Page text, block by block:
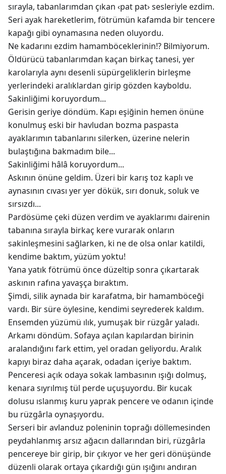
sırayla, tabanlarımdan çıkan ‹pat pat› sesleriyle ezdim.
Seri ayak hareketlerim, fötrümün kafamda bir tencere
kapağı gibi oynamasına neden oluyordu.
Ne kadarını ezdim hamamböceklerinin!? Bilmiyorum.
Öldürücü tabanlarımdan kaçan birkaç tanesi, yer
karolarıyla aynı desenli süpürgeliklerin birleşme
yerlerindeki aralıklardan girip gözden kayboldu.
Sakinliğimi koruyordum...
Gerisin geriye döndüm. Kapı eşiğinin hemen önüne
konulmuş eski bir havludan bozma paspasta
ayaklarımın tabanlarını silerken, üzerine nelerin
bulaştığına bakmadım bile...
Sakinliğimi hâlâ koruyordum...
Askının önüne geldim. Üzeri bir karış toz kaplı ve
aynasının cıvası yer yer dökük, sırı donuk, soluk ve
sırsızdı...
Pardösüme çeki düzen verdim ve ayaklarımı dairenin
tabanına sırayla birkaç kere vurarak onların
sakinleşmesini sağlarken, ki ne de olsa onlar katildi,
kendime baktım, yüzüm yoktu!
Yana yatık fötrümü önce düzeltip sonra çıkartarak
askının rafına yavaşça bıraktım.
Şimdi, silik aynada bir karafatma, bir hamamböceği
vardı. Bir süre öylesine, kendimi seyrederek kaldım.
Ensemden yüzümü ılık, yumuşak bir rüzgâr yaladı.
Arkamı döndüm. Sofaya açılan kapılardan birinin
aralandığını fark ettim, yel oradan geliyordu. Aralık
kapıyı biraz daha açarak, odadan içeriye baktım.
Penceresi açık odaya sokak lambasının ışığı dolmuş,
kenara sıyrılmış tül perde uçuşuyordu. Bir kucak
dolusu ıslanmış kuru yaprak pencere ve odanın içinde
bu rüzgârla oynaşıyordu.
Serseri bir avlanduz poleninin toprağı döllemesinden
peydahlanmış arsız ağacın dallarından biri, rüzgârla
pencereye bir girip, bir çıkıyor ve her geri dönüşünde
düzenli olarak ortaya çıkardığı gün ışığını andıran